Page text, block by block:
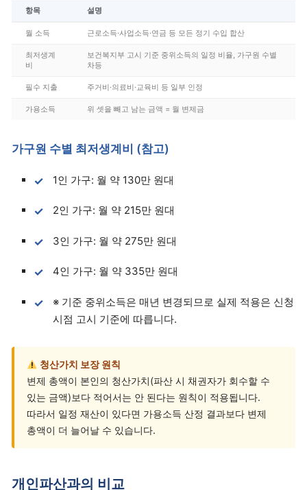
항목 설명
월 소득 근로소득·사업소득·연금 등 모든 정기 수입 합산
최저생계
비
보건복지부 고시 기준 중위소득의 일정 비율, 가구원 수별
차등
필수 지출 주거비·의료비·교육비 등 일부 인정
가용소득 위 셋을 빼고 남는 금액 = 월 변제금
가구원 수별 최저생계비 (참고)
1인 가구: 월 약 130만 원대
2인 가구: 월 약 215만 원대
3인 가구: 월 약 275만 원대
4인 가구: 월 약 335만 원대
※ 기준 중위소득은 매년 변경되므로 실제 적용은 신청
시점 고시 기준에 따릅니다.
청산가치 보장 원칙
변제 총액이 본인의 청산가치(파산 시 채권자가 회수할 수
있는 금액)보다 적어서는 안 된다는 원칙이 적용됩니다.
따라서 일정 재산이 있다면 가용소득 산정 결과보다 변제
총액이 더 늘어날 수 있습니다.
개인파산과의 비교